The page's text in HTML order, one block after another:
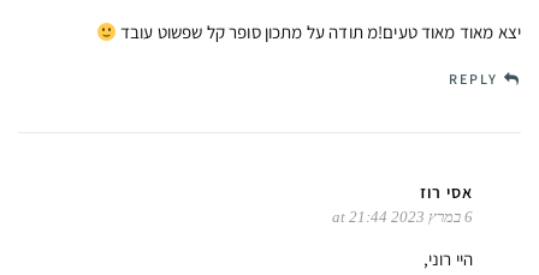
יצא מאוד מאוד טעים!מ תודה על מתכון סופר קל שפשוט עובד
REPLY
אסי רוז
6 במרץ 2023 at 21:44
היי רוני,